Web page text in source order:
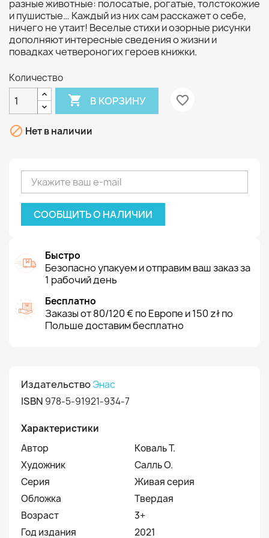
разные животные: полосатые, рогатые, толстокожие
и пушистые… Каждый из них сам расскажет о себе,
ничего не утаит! Веселые стихи и озорные рисунки
дополняют интересные сведения о жизни и
повадках четвероногих героев книжки.
Количество
 В КОРЗИНУ favorite_border
 Нет в наличии
СООБЩИТЬ О НАЛИЧИИ
Быстро
Безопасно упакуем и отправим ваш заказ за
1 рабочий день
Бесплатно
Заказы от 80/120 € по Европе и 150 zł по
Польше доставим бесплатно
ИздательствоЭнас
ISBN 978-5-91921-934-7
Характеристики
Автор
Коваль Т.
Художник
Салль О.
Серия
Живая серия
Обложка
Твердая
Возраст
3+
Год издания
2021